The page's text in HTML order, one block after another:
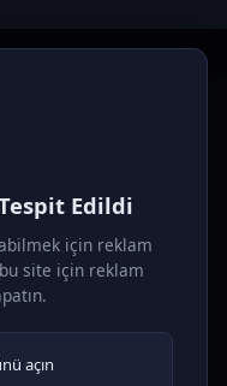
Edildi
için reklam
site için reklam
açın
bulmaca, spor ve